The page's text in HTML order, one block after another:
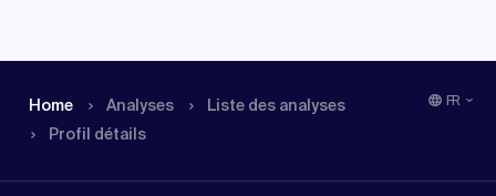
Home Analyses
Liste des analyses
Profil détails
FR